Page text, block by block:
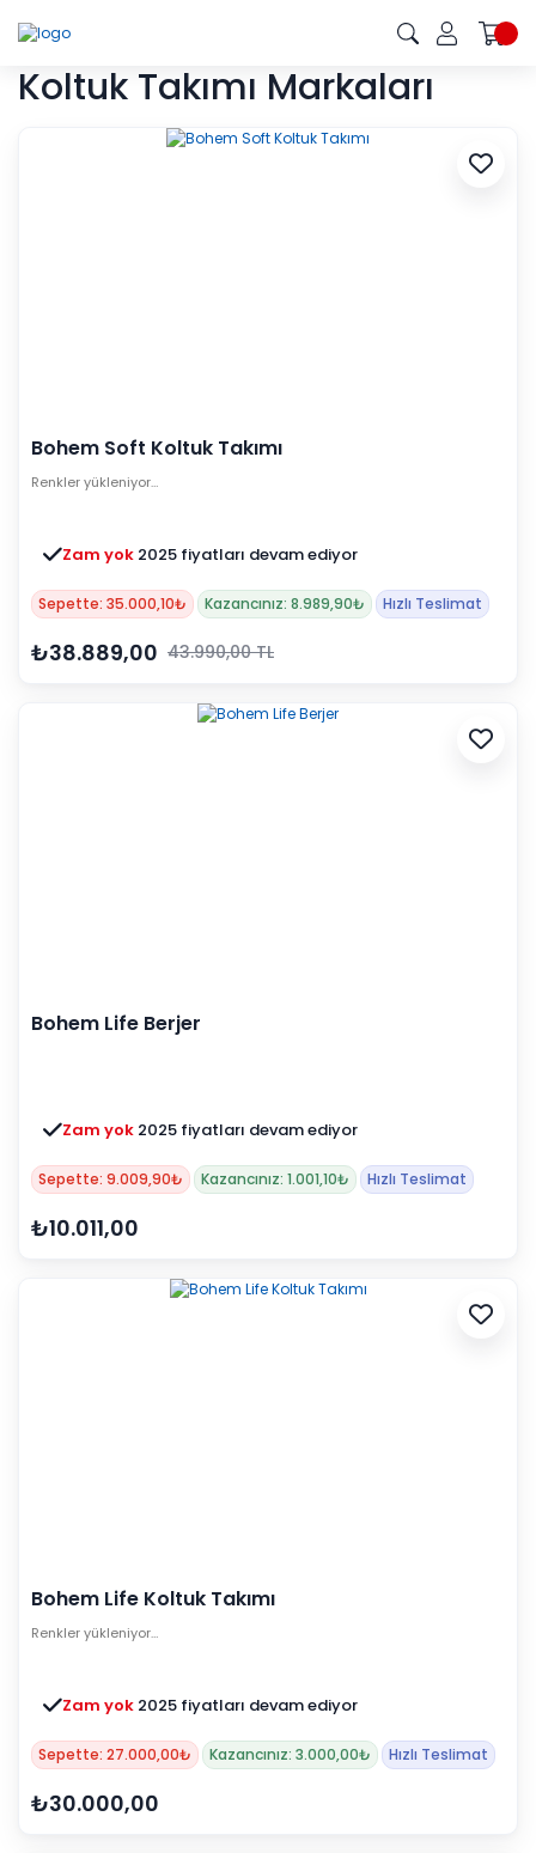
Koltuk Takımı Markaları
Bohem Soft Koltuk Takımı
Renkler yükleniyor…
Zam yok 2025 fiyatları devam ediyor
Sepette: 35.000,10₺ Kazancınız: 8.989,90₺ Hızlı Teslimat
₺38.889,00 43.990,00 TL
Bohem Life Berjer
Zam yok 2025 fiyatları devam ediyor
Sepette: 9.009,90₺ Kazancınız: 1.001,10₺ Hızlı Teslimat
₺10.011,00
Bohem Life Koltuk Takımı
Renkler yükleniyor…
Zam yok 2025 fiyatları devam ediyor
Sepette: 27.000,00₺ Kazancınız: 3.000,00₺ Hızlı Teslimat
₺30.000,00